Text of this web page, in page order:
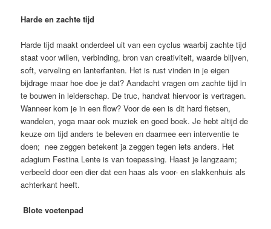
Harde en zachte tijd
Harde tijd maakt onderdeel uit van een cyclus waarbij zachte tijd
staat voor willen, verbinding, bron van creativiteit, waarde blijven,
soft, verveling en lanterfanten. Het is rust vinden in je eigen
bijdrage maar hoe doe je dat? Aandacht vragen om zachte tijd in
te bouwen in leiderschap. De truc, handvat hiervoor is vertragen.
Wanneer kom je in een flow? Voor de een is dit hard fietsen,
wandelen, yoga maar ook muziek en goed boek. Je hebt altijd de
keuze om tijd anders te beleven en daarmee een interventie te
doen; nee zeggen betekent ja zeggen tegen iets anders. Het
adagium Festina Lente is van toepassing. Haast je langzaam;
verbeeld door een dier dat een haas als voor- en slakkenhuis als
achterkant heeft.
Blote voetenpad